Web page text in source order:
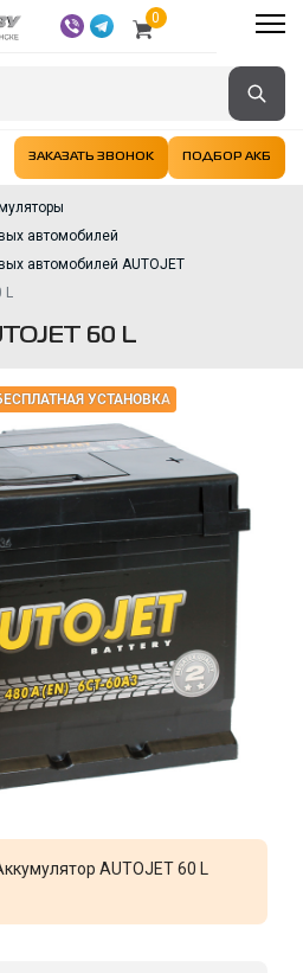
0
ЗАКАЗАТЬ ЗВОНОК ПОДБОР АКБ
автомобилей
автомобилей AUTOJET
L
60 L
УСТАНОВКА
AUTOJET 60 L